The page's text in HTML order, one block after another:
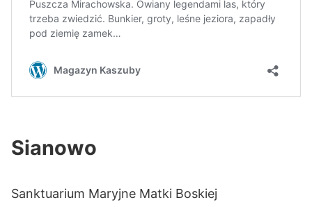
Sianowo
Sanktuarium Maryjne Matki Boskiej